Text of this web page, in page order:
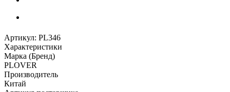
Артикул: PL346
Характеристики
Марка (Бренд)
PLOVER
Производитель
Китай